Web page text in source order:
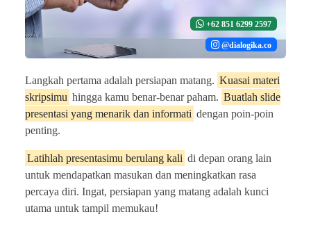
+62 851 6299 2597
@dialogika.co
Langkah pertama adalah persiapan matang. Kuasai materi
skripsimu hingga kamu benar-benar paham. Buatlah slide
presentasi yang menarik dan informati dengan poin-poin
penting.
Latihlah presentasimu berulang kali di depan orang lain
untuk mendapatkan masukan dan meningkatkan rasa
percaya diri. Ingat, persiapan yang matang adalah kunci
utama untuk tampil memukau!